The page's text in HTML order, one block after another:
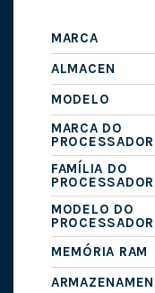
MARCA
ALMACEN
MODELO
MARCA DO
PROCESSADOR
FAMÍLIA DO
PROCESSADOR
MODELO DO
PROCESSADOR
MEMÓRIA RAM